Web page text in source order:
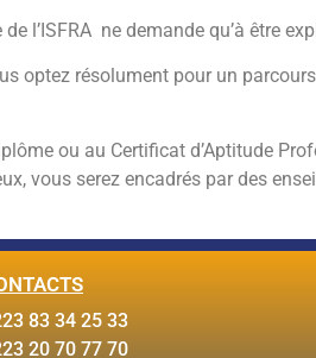
l’ISFRA ne demande qu’à être
optez résolument pour un
ou au Certificat d’Aptitude
vous serez encadrés par des
83 34 25 33
20 70 77 70